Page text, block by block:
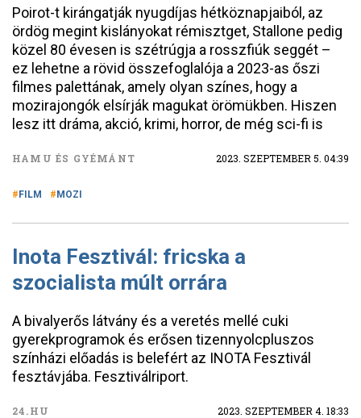
Poirot-t kirángatják nyugdíjas hétköznapjaiból, az
ördög megint kislányokat rémisztget, Stallone pedig
közel 80 évesen is szétrúgja a rosszfiúk seggét –
ez lehetne a rövid összefoglalója a 2023-as őszi
filmes palettának, amely olyan színes, hogy a
mozirajongók elsírják magukat örömükben. Hiszen
lesz itt dráma, akció, krimi, horror, de még sci-fi is
HAMU ÉS GYÉMÁNT 2023. SZEPTEMBER 5. 04:39
FILM MOZI
Inota Fesztivál: fricska a
szocialista múlt orrára
A bivalyerős látvány és a veretés mellé cuki
gyerekprogramok és erősen tizennyolcpluszos
színházi előadás is belefért az INOTA Fesztivál
fesztávjába. Fesztiválriport.
24.HU 2023. SZEPTEMBER 4. 18:33